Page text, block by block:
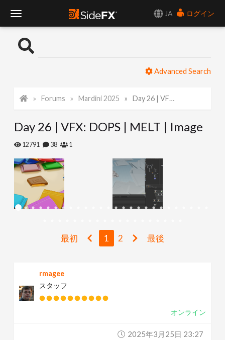
JA
ログイン
o
l
g
Advanced Search
Forums Mardini 2025 Day 26 | VFX: DOPS | MELT | Image
Day 26 | VFX: DOPS | MELT | Image
12791 38 1
最初 1 2 最後
rmagee
スタッフ
オンライン
2025年3月25日 23:27